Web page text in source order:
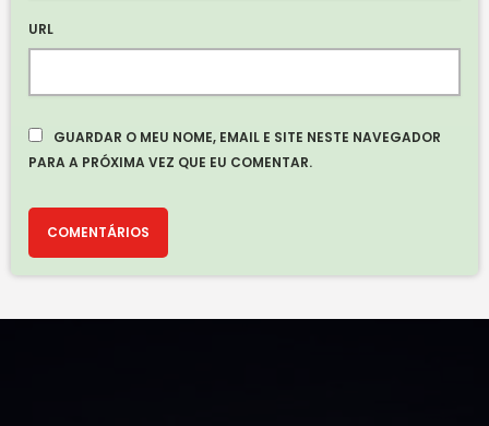
URL
GUARDAR O MEU NOME, EMAIL E SITE NESTE NAVEGADOR
PARA A PRÓXIMA VEZ QUE EU COMENTAR.